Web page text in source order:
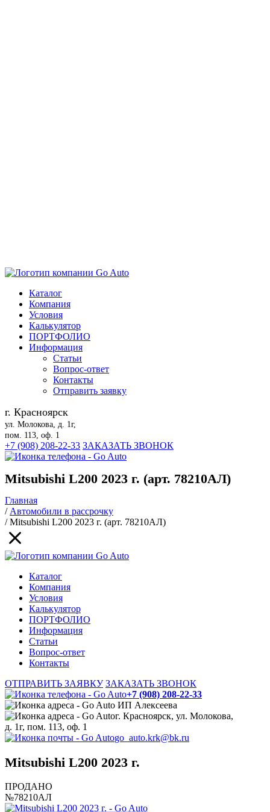
Каталог
Компания
Условия
Калькулятор
ПОРТФОЛИО
Информация
Статьи
Вопрос-ответ
Контакты
Отправить заявку
г. Красноярск
ул. Молокова, д. 1г,
пом. 113, оф. 1
+7 (908) 208-22-33 ЗАКАЗАТЬ ЗВОНОК
Mitsubishi L200 2023 г. (арт. 78210АЛ)
Главная
/Автомобили в рассрочку
/Mitsubishi L200 2023 г. (арт. 78210АЛ)
Каталог
Компания
Условия
Калькулятор
ПОРТФОЛИО
Информация
Статьи
Вопрос-ответ
Контакты
ОТПРАВИТЬ ЗАЯВКУ ЗАКАЗАТЬ ЗВОНОК
+7 (908) 208-22-33
ИП Алексеева
г. Красноярск, ул. Молокова,
д. 1г, пом. 113, оф. 1
go_auto.krk@bk.ru
Mitsubishi L200 2023 г.
ПРОДАНО
№78210АЛ